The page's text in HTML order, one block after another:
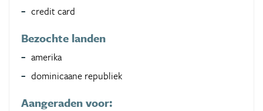
credit card
Bezochte landen
amerika
dominicaane republiek
Aangeraden voor: